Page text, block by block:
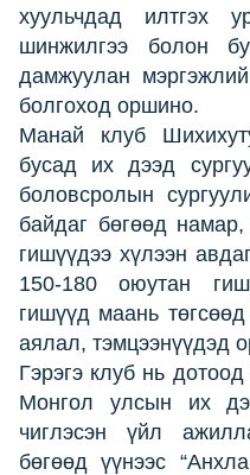
хуульчдад илтгэх
шинжилгээ болон
дамжуулан
болгоход оршино.
Манай клуб
бусад их дээд
боловсролын
байдаг бөгөөд
гишүүдээ хүлээн
150-180 оюутан
гишүүд маань
аялал, тэмцээнүүдэд
Гэрэгэ клуб нь
Монгол улсын их
чиглэсэн үйл
бөгөөд үүнээс